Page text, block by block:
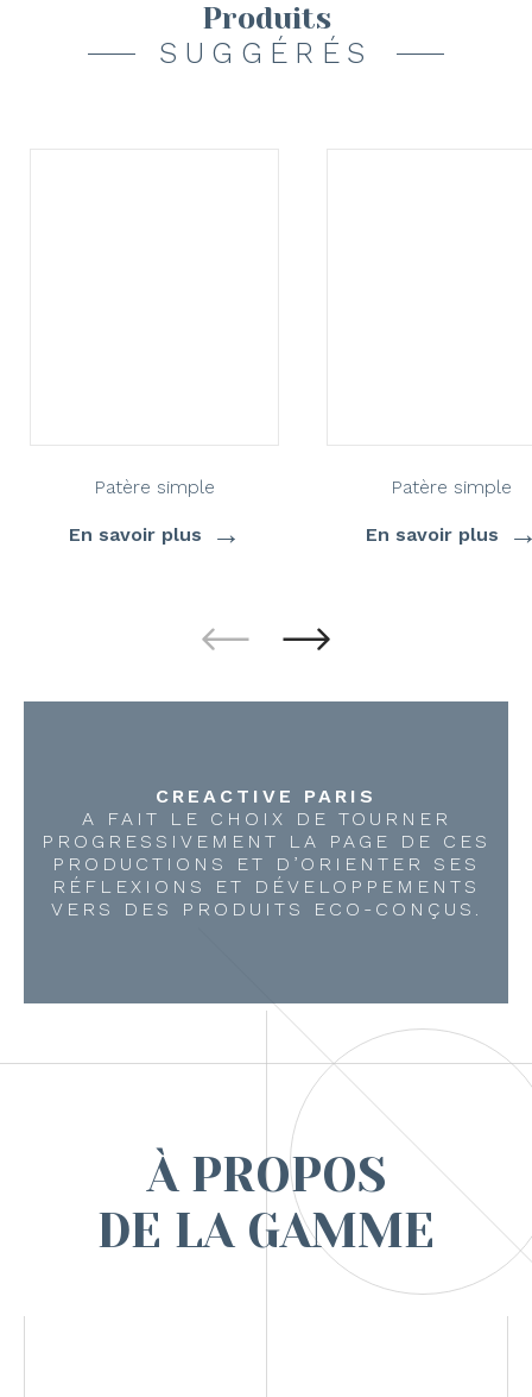
Produits
SUGGÉRÉS
Patère simple
En savoir plus →
Patère simple
En savoir plus
CREACTIVE PARIS
A FAIT LE CHOIX DE TOURNER
PROGRESSIVEMENT LA PAGE DE CES
PRODUCTIONS ET D’ORIENTER SES
RÉFLEXIONS ET DÉVELOPPEMENTS
VERS DES PRODUITS ECO-CONÇUS.
À PROPOS
DE LA GAMME